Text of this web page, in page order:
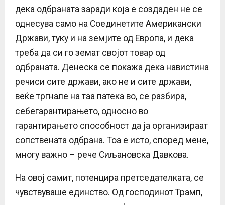
дека одбраната заради која е создаден не се
однесува само на Соединетите Американски
Држави, туку и на земјите од Европа, и дека
треба да си го земат својот товар од
одбраната. Денеска се покажа дека навистина
речиси сите држави, ако не и сите држави,
веќе тргнале на таа патека во, се разбира,
себегарантирањето, односно во
гарантирањето способност да ја организираат
сопствената одбрана. Тоа е исто, според мене,
многу важно – рече Сиљановска Давкова.
На овој самит, потенцира претседателката, се
чувствуваше единство. Од господинот Трамп,